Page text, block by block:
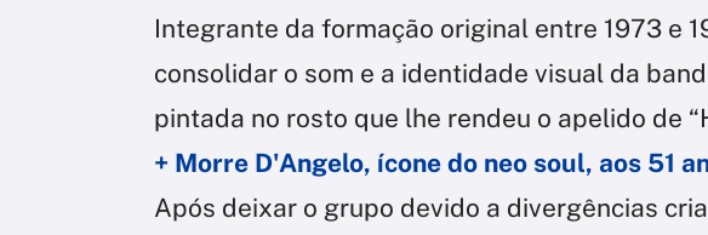
Integrante da formação original entre 1973 e
consolidar o som e a identidade visual da
pintada no rosto que lhe rendeu o apelido de
+ Morre D'Angelo, ícone do neo soul, aos 51
Após deixar o grupo devido a divergências